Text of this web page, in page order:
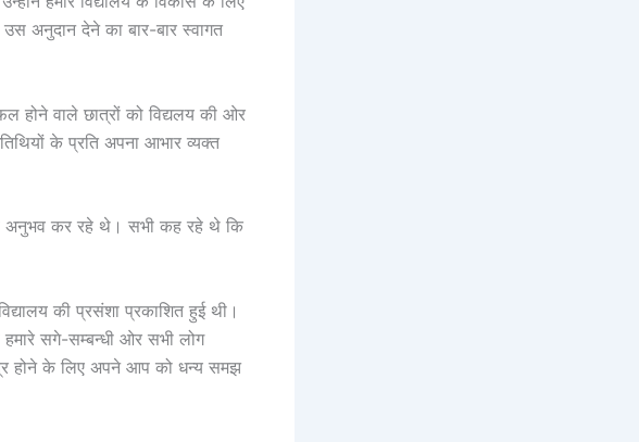
अनुदान देने का बार-बार स्वागत
होने वाले छात्रों को विद्यलय की ओर
के प्रति अपना आभार व्यक्त
अनुभव कर रहे थे। सभी कह रहे थे कि
की प्रसंशा प्रकाशित हुई थी।
सगे-सम्बन्धी ओर सभी लोग
होने के लिए अपने आप को धन्य समझ